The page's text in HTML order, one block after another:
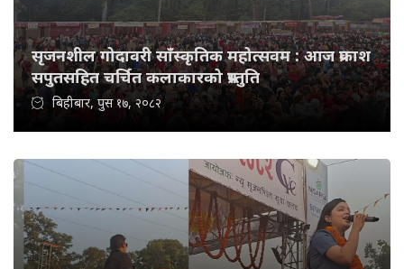
सृजनशील गोदावरी साँस्कृतिक महोत्सवम : आज प्रकाश
सपुतसहित चर्चित कलाकारको प्रस्तुति
बिहीबार, पुस १७, २०८२